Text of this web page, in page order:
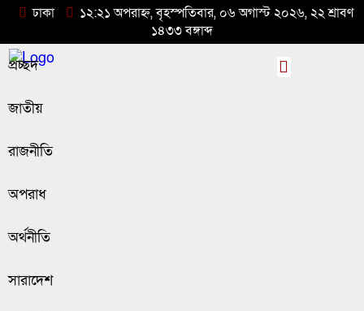
ঢাকা
১২:২১ অপরাহ্ন, বৃহস্পতিবার, ০৬ অগাস্ট ২০২৬, ২২ শ্রাবণ
১৪৩৩ বঙ্গাব্দ
প্রচ্ছদ
জাতীয়
রাজনীতি
অপরাধ
অর্থনীতি
সারাদেশ